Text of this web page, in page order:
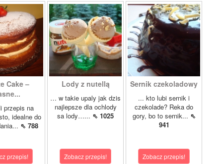
Cake –
na
idealne do
⇖ 788
przepis!
Lody z nutellą
… w takie upaly jak dzis
najlepsze dla ochlody
sa lody…... ⇖ 1025
Zobacz przepis!
Sernik czekoladowy
... kto lubi sernik i
czekolade? Reka do
gory, bo to sernik... ⇖
941
Zobacz przepis!